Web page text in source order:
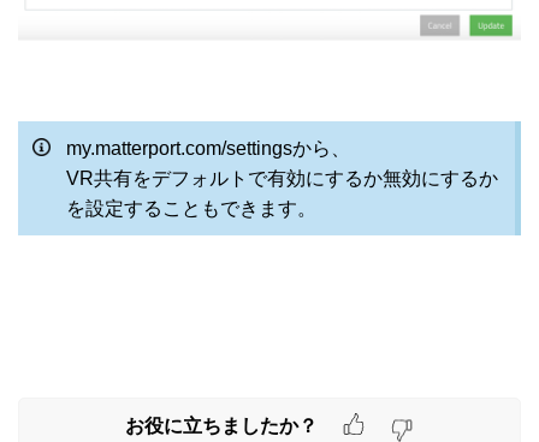
my.matterport.com/settingsから、
VR共有をデフォルトで有効にするか無効にするか
を設定することもできます。
お役に立ちましたか？